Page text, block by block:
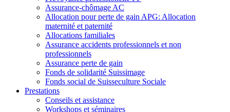
Assurance-chômage AC
Allocation pour perte de gain APG: Allocation
maternité et paternité
Allocations familiales
Assurance accidents professionnels et non
professionnels
Assurance perte de gain
Fonds de solidarité Suissimage
Fonds social de Suisseculture Sociale
Prestations
Conseils et assistance
Workshops et séminaires